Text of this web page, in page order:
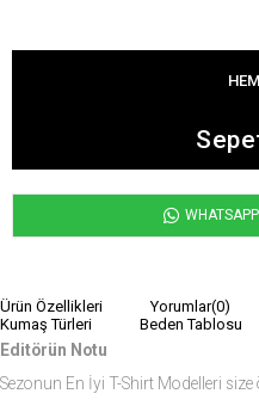
Ürün Özellikleri Yorumlar(0)
Kumaş Türleri
Beden Tablosu
Editörün Notu
Sezonun En İyi T-Shirt Modelleri